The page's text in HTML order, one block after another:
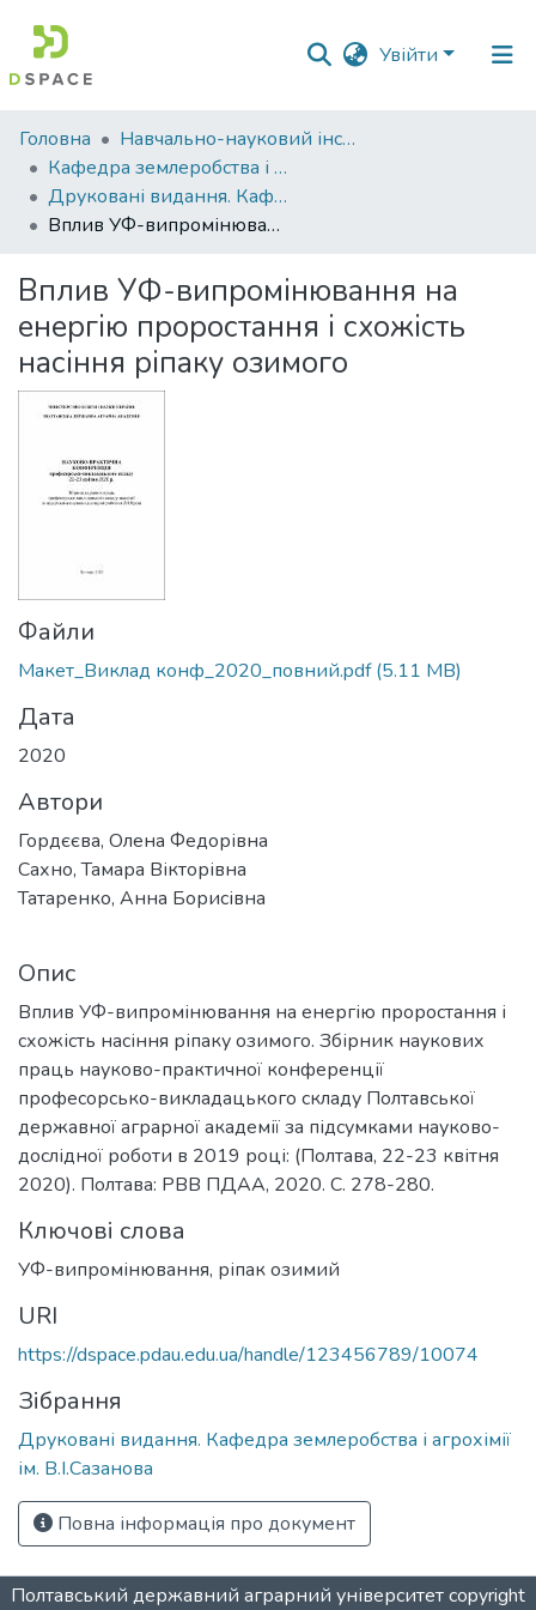
Увійти
Фонди
та
зібрання
Пошук за критеріями
Статистика
Головна
Навчально-науковий інститут агротехнологій, селекції та екології
Кафедра землеробства і агрохімії ім. В.І.Сазанова
Друковані видання. Кафедра землеробства і агрохімії ім. В.І.Сазанова
Вплив УФ-випромінювання на енергію проростання і схожість насіння ріпаку озимого
Вплив УФ-випромінювання на
енергію проростання і схожість
насіння ріпаку озимого
Файли
Макет_Виклад конф_2020_повний.pdf(5.11 MB)
Дата
2020
Автори
Гордєєва, Олена Федорівна
Сахно, Тамара Вікторівна
Татаренко, Анна Борисівна
Опис
Вплив УФ-випромінювання на енергію проростання і
схожість насіння ріпаку озимого. Збірник наукових
праць науково-практичної конференції
професорсько-викладацького складу Полтавської
державної аграрної академії за підсумками науково-
дослідної роботи в 2019 році: (Полтава, 22-23 квітня
2020). Полтава: РВВ ПДАА, 2020. С. 278-280.
Ключові слова
УФ-випромінювання, ріпак озимий
URI
https://dspace.pdau.edu.ua/handle/123456789/10074
Зібрання
Друковані видання. Кафедра землеробства і агрохімії
ім. В.І.Сазанова
Повна інформація про документ
Полтавський державний аграрний університетcopyright